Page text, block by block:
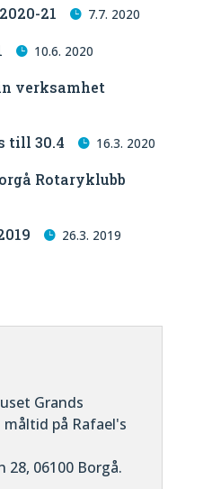
21 7.7. 2020
10.6. 2020
verksamhet
till 30.4 16.3. 2020
Rotaryklubb
26.3. 2019
Grands
på Rafael's
28, 06100 Borgå.